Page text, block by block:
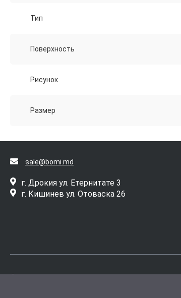
Тип
Поверхность
Рисунок
Размер
sale@bomi.md
г. Дрокия ул. Етернитате 3
г. Кишинев ул. Отоваска 26
© 2026 Metru Patrat, Все права защищены